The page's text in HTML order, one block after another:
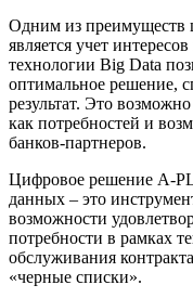
Одним из
является учет
технологии Big Data
оптимальное решение,
результат. Это
как потребностей и
банков-партнеров.
Цифровое решение A-
данных – это
возможности
потребности в рамках
обслуживания
«черные списки».